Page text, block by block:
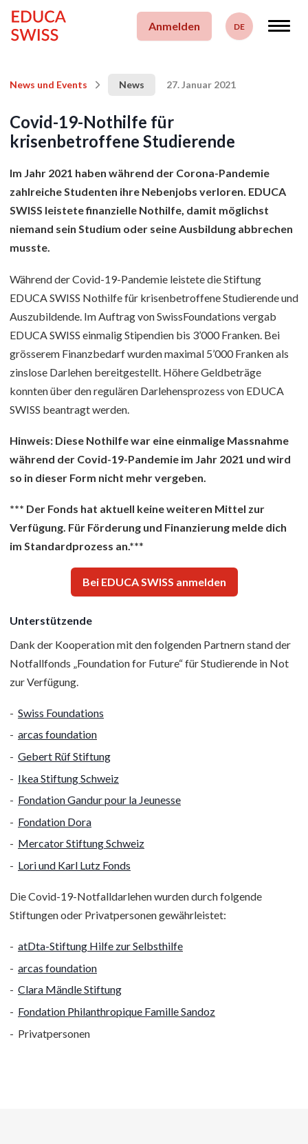
zum Inhalt springen Anmelden DE
Français
News und Events News 27. Januar 2021
Covid-19-Nothilfe für
krisenbetroffene Studierende
Im Jahr 2021 haben während der Corona-Pandemie
zahlreiche Studenten ihre Nebenjobs verloren. EDUCA
SWISS leistete finanzielle Nothilfe, damit möglichst
niemand sein Studium oder seine Ausbildung abbrechen
musste.
Während der Covid-19-Pandemie leistete die Stiftung
EDUCA SWISS Nothilfe für krisenbetroffene Studierende und
Auszubildende. Im Auftrag von SwissFoundations vergab
EDUCA SWISS einmalig Stipendien bis 3’000 Franken. Bei
grösserem Finanzbedarf wurden maximal 5’000 Franken als
zinslose Darlehen bereitgestellt. Höhere Geldbeträge
konnten über den regulären Darlehensprozess von EDUCA
SWISS beantragt werden.
Hinweis: Diese Nothilfe war eine einmalige Massnahme
während der Covid-19-Pandemie im Jahr 2021 und wird
so in dieser Form nicht mehr vergeben.
*** Der Fonds hat aktuell keine weiteren Mittel zur
Verfügung. Für Förderung und Finanzierung melde dich
im Standardprozess an.***
Bei EDUCA SWISS anmelden
Unterstützende
Dank der Kooperation mit den folgenden Partnern stand der
Notfallfonds „Foundation for Future“ für Studierende in Not
zur Verfügung.
Swiss Foundations
arcas foundation
Gebert Rüf Stiftung
Ikea Stiftung Schweiz
Fondation Gandur pour la Jeunesse
Fondation Dora
Mercator Stiftung Schweiz
Lori und Karl Lutz Fonds
Die Covid-19-Notfalldarlehen wurden durch folgende
Stiftungen oder Privatpersonen gewährleistet:
atDta-Stiftung Hilfe zur Selbsthilfe
arcas foundation
Clara Mändle Stiftung
Fondation Philanthropique Famille Sandoz
Privatpersonen